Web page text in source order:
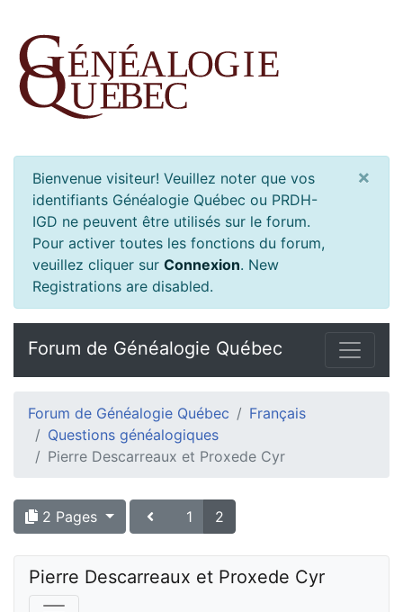
Bienvenue visiteur! Veuillez noter que vos
identifiants Généalogie Québec ou PRDH-
IGD ne peuvent être utilisés sur le forum.
Pour activer toutes les fonctions du forum,
veuillez cliquer sur Connexion. New
Registrations are disabled.
×
Forum de Généalogie Québec
Forum de Généalogie Québec
Français
Questions généalogiques
Pierre Descarreaux et Proxede Cyr
2 Pages 1 2
Pierre Descarreaux et Proxede Cyr